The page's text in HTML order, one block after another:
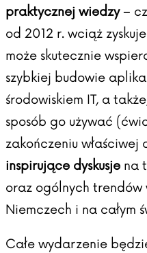
praktycznej wiedzy–
od 2012 r. wciąż
może skutecznie
szybkiej budowie
środowiskiem IT, a
sposób go używać
zakończeniu właściwej
inspirujące dyskusje na
oraz ogólnych trendów
Niemczech i na całym
Całe wydarzenie